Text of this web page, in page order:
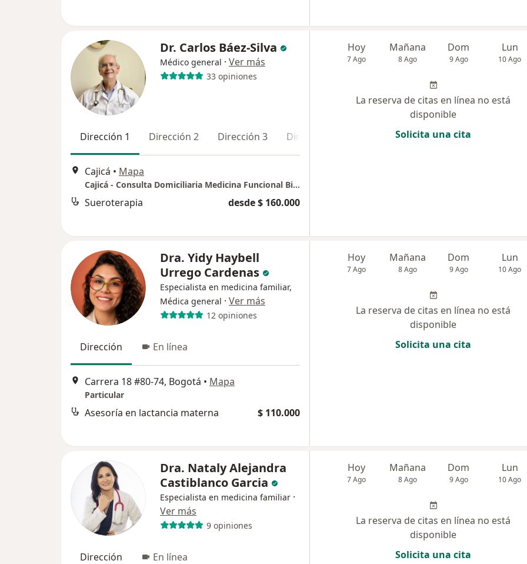
Dr. Carlos Báez-Silva
Médico general · Ver más
33 opiniones
Dirección 1 Dirección 2 Dirección 3 Dirección 4 En línea
Cajicá • Mapa
Cajicá - Consulta Domiciliaria Medicina Funcional Biorreguladora
Sueroterapia desde $ 160.000
Hoy
7 Ago
Mañana
8 Ago
Dom
9 Ago
Lun
10 Ago
La reserva de citas en línea no está
disponible
Solicita una cita
Dra. Yidy Haybell
Urrego Cardenas
Especialista en medicina familiar,
Médica general · Ver más
12 opiniones
Dirección En línea
Carrera 18 #80-74, Bogotá • Mapa
Particular
Asesoría en lactancia materna $ 110.000
Hoy
7 Ago
Mañana
8 Ago
Dom
9 Ago
Lun
10 Ago
La reserva de citas en línea no está
disponible
Solicita una cita
Dra. Nataly Alejandra
Castiblanco Garcia
Especialista en medicina familiar ·
Ver más
9 opiniones
Dirección En línea
Hoy
7 Ago
Mañana
8 Ago
Dom
9 Ago
Lun
10 Ago
La reserva de citas en línea no está
disponible
Solicita una cita